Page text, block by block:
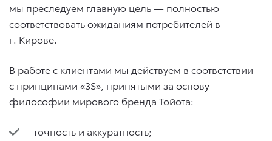
мы преследуем главную цель — полностью
соответствовать ожиданиям потребителей в
г. Кирове.
В работе с клиентами мы действуем в соответствии
с принципами «3S», принятыми за основу
философии мирового бренда Тойота:
точность и аккуратность;